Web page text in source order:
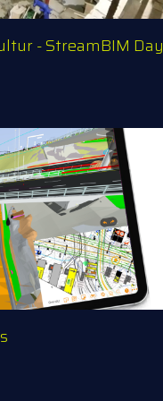
- StreamBIM Day